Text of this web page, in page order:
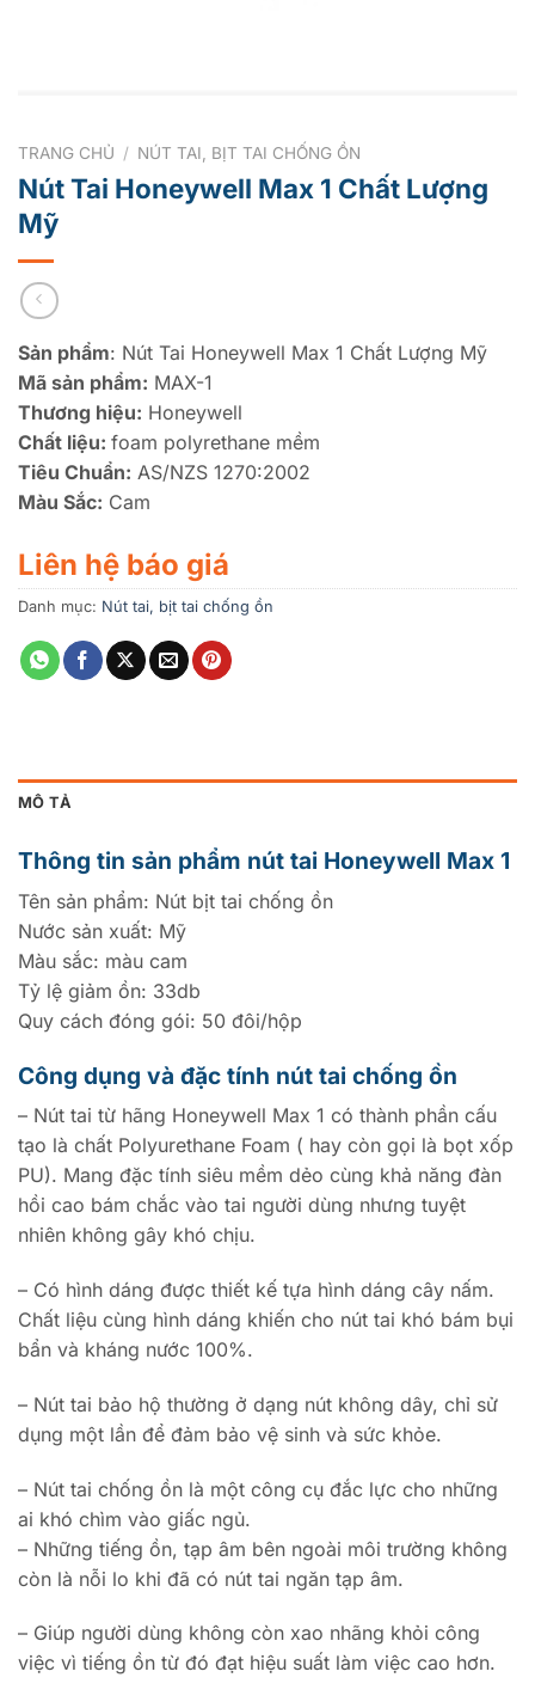
TRANG CHỦ / NÚT TAI, BỊT TAI CHỐNG ỒN
Nút Tai Honeywell Max 1 Chất Lượng
Mỹ
Sản phẩm: Nút Tai Honeywell Max 1 Chất Lượng Mỹ
Mã sản phẩm: MAX-1
Thương hiệu: Honeywell
Chất liệu: foam polyrethane mềm
Tiêu Chuẩn: AS/NZS 1270:2002
Màu Sắc: Cam
Liên hệ báo giá
Danh mục: Nút tai, bịt tai chống ồn
MÔ TẢ
Thông tin sản phẩm nút tai Honeywell Max 1
Tên sản phẩm: Nút bịt tai chống ồn
Nước sản xuất: Mỹ
Màu sắc: màu cam
Tỷ lệ giảm ồn: 33db
Quy cách đóng gói: 50 đôi/hộp
Công dụng và đặc tính nút tai chống ồn
– Nút tai từ hãng Honeywell Max 1 có thành phần cấu
tạo là chất Polyurethane Foam ( hay còn gọi là bọt xốp
PU). Mang đặc tính siêu mềm dẻo cùng khả năng đàn
hồi cao bám chắc vào tai người dùng nhưng tuyệt
nhiên không gây khó chịu.
– Có hình dáng được thiết kế tựa hình dáng cây nấm.
Chất liệu cùng hình dáng khiến cho nút tai khó bám bụi
bẩn và kháng nước 100%.
– Nút tai bảo hộ thường ở dạng nút không dây, chỉ sử
dụng một lần để đảm bảo vệ sinh và sức khỏe.
– Nút tai chống ồn là một công cụ đắc lực cho những
ai khó chìm vào giấc ngủ.
– Những tiếng ồn, tạp âm bên ngoài môi trường không
còn là nỗi lo khi đã có nút tai ngăn tạp âm.
– Giúp người dùng không còn xao nhãng khỏi công
việc vì tiếng ồn từ đó đạt hiệu suất làm việc cao hơn.